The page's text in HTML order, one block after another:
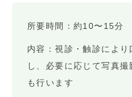
所要時間：約10〜15分
内容：視診・触診によ
し、必要に応じて写真
も行います